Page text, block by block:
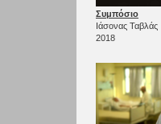
Συμπόσιο
Ιάσονας Ταβλάς
2018